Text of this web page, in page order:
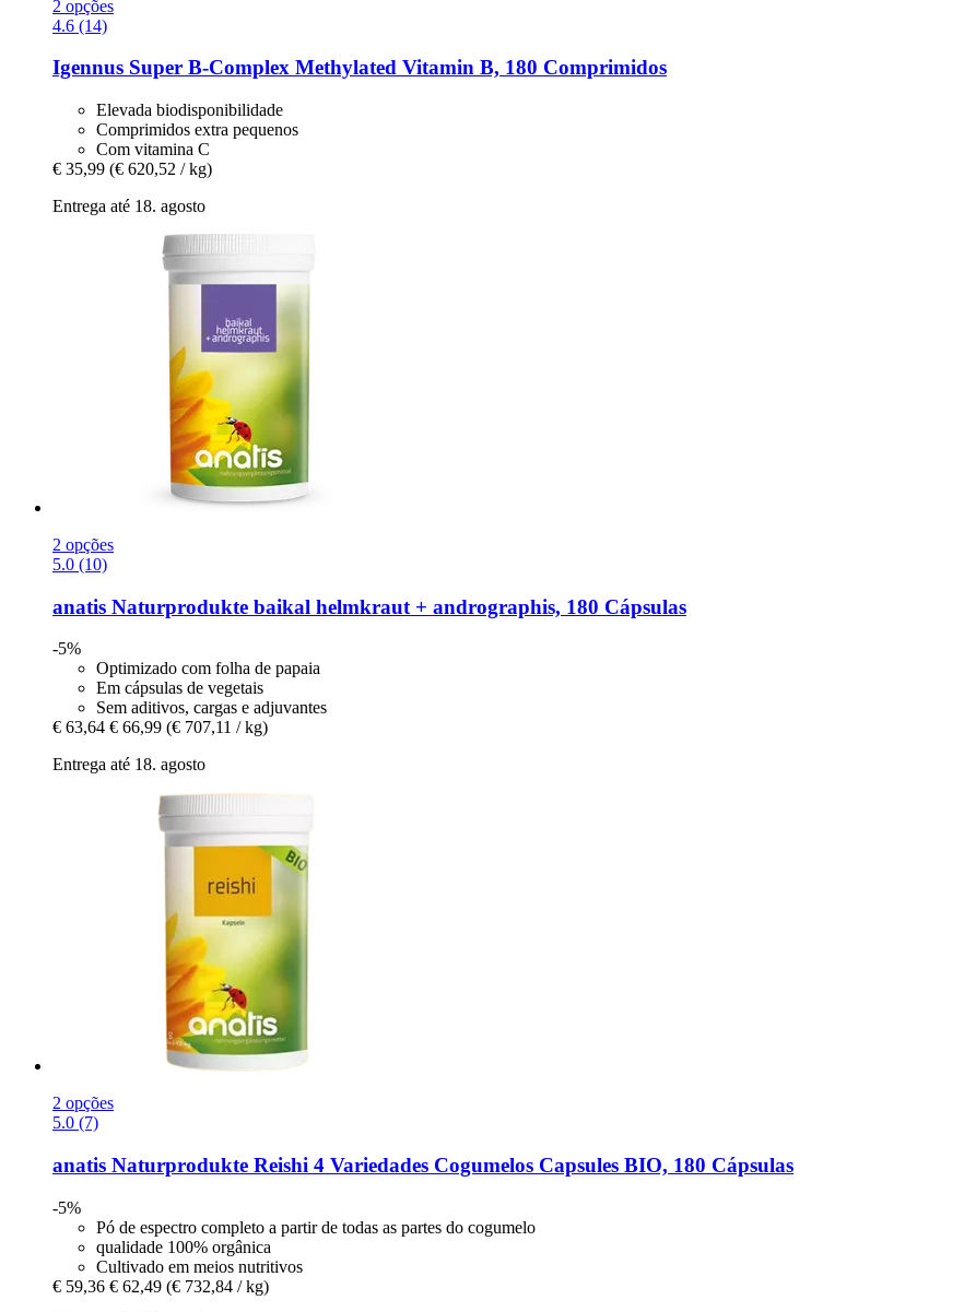
2 opções
4.6 (14)
Igennus Super B-​Complex Methylated Vitamin B, 180 Comprimidos
Elevada biodisponibilidade
Comprimidos extra pequenos
Com vitamina C
€ 35,99 (€ 620,52 / kg)
Entrega até 18. agosto
2 opções
5.0 (10)
anatis Naturprodukte baikal helmkraut + andrographis, 180 Cápsulas
-5%
Optimizado com folha de papaia
Em cápsulas de vegetais
Sem aditivos, cargas e adjuvantes
€ 63,64 € 66,99 (€ 707,11 / kg)
Entrega até 18. agosto
2 opções
5.0 (7)
anatis Naturprodukte Reishi 4 Variedades Cogumelos Capsules BIO, 180 Cápsulas
-5%
Pó de espectro completo a partir de todas as partes do cogumelo
qualidade 100% orgânica
Cultivado em meios nutritivos
€ 59,36 € 62,49 (€ 732,84 / kg)